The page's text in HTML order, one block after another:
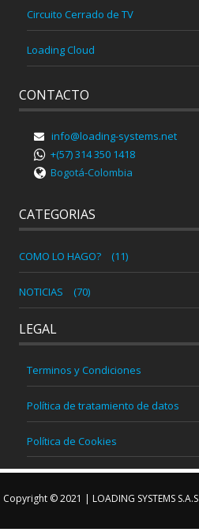
Circuito Cerrado de TV
Loading Cloud
CONTACTO
info@loading-systems.net
+(57) 314 350 1418
Bogotá-Colombia
CATEGORIAS
COMO LO HAGO? (11)
NOTICIAS (70)
LEGAL
Terminos y Condiciones
Política de tratamiento de datos
Política de Cookies
Copyright © 2021 | LOADING SYSTEMS S.A.S